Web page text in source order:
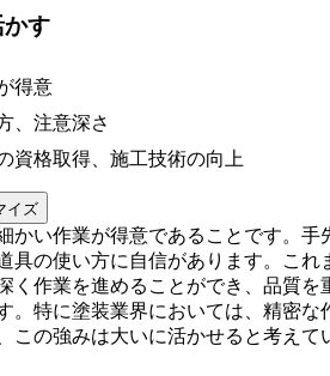
す
得意
、注意深さ
資格取得、施工技術の向上
イズ
かい作業が得意であることです。手
具の使い方に自信があります。これ
く作業を進めることができ、品質を
。特に塗装業界においては、精密な
この強みは大いに活かせると考えて